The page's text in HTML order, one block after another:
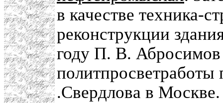
в качестве техника-
реконструкции
году П. В.
.Свердлова в